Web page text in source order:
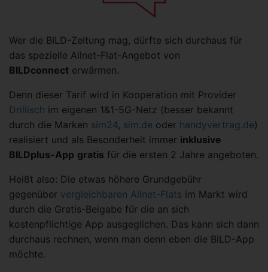
Wer die BILD-Zeitung mag, dürfte sich durchaus für
das spezielle Allnet-Flat-Angebot von
BILDconnect erwärmen.
Denn dieser Tarif wird in Kooperation mit Provider
Drillisch im eigenen 1&1-5G-Netz (besser bekannt
durch die Marken sim24, sim.de oder handyvertrag.de)
realisiert und als Besonderheit immer inklusive
BILDplus-App gratis für die ersten 2 Jahre angeboten.
Heißt also: Die etwas höhere Grundgebühr
gegenüber vergleichbaren Allnet-Flats im Markt wird
durch die Gratis-Beigabe für die an sich
kostenpflichtige App ausgeglichen. Das kann sich dann
durchaus rechnen, wenn man denn eben die BILD-App
möchte.